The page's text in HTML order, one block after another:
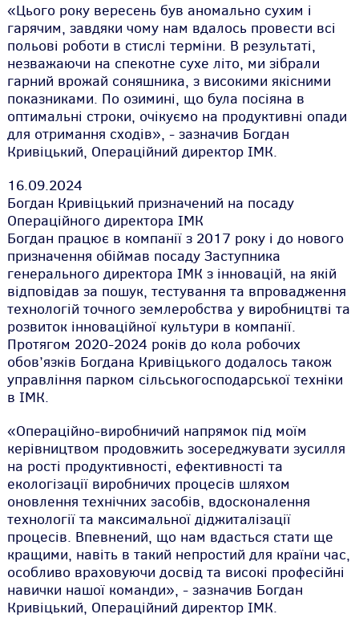
«Цього року вересень був аномально сухим і
гарячим, завдяки чому нам вдалось провести всі
польові роботи в стислі терміни. В результаті,
незважаючи на спекотне сухе літо, ми зібрали
гарний врожай соняшника, з високими якісними
показниками. По озимині, що була посіяна в
оптимальні строки, очікуємо на продуктивні опади
для отримання сходів», - зазначив Богдан
Кривіцький, Операційний директор ІМК.
16.09.2024
Богдан Кривіцький призначений на посаду
Операційного директора ІМК
Богдан працює в компанії з 2017 року і до нового
призначення обіймав посаду Заступника
генерального директора ІМК з інновацій, на якій
відповідав за пошук, тестування та впровадження
технологій точного землеробства у виробництві та
розвиток інноваційної культури в компанії.
Протягом 2020-2024 років до кола робочих
обов’язків Богдана Кривіцького додалось також
управління парком сільськогосподарської техніки
в ІМК.
«Операційно-виробничий напрямок під моїм
керівництвом продовжить зосереджувати зусилля
на рості продуктивності, ефективності та
екологізації виробничих процесів шляхом
оновлення технічних засобів, вдосконалення
технології та максимальної діджиталізації
процесів. Впевнений, що нам вдасться стати ще
кращими, навіть в такий непростий для країни час,
особливо враховуючи досвід та високі професійні
навички нашої команди», - зазначив Богдан
Кривіцький, Операційний директор ІМК.